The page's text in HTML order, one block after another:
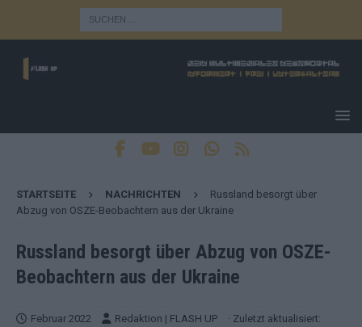
STARTSEITE NACHRICHTEN
Russland besorgt über
Abzug von OSZE-Beobachtern aus der Ukraine
Russland besorgt über Abzug von OSZE-
Beobachtern aus der Ukraine
Februar 2022 Redaktion | FLASH UP
· Zuletzt aktualisiert: